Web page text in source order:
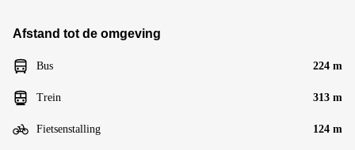
Afstand tot de omgeving
Bus 224 m
Trein 313 m
Fietsenstalling 124 m